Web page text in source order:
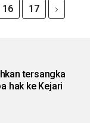
16 17
tersangka
hak ke Kejari